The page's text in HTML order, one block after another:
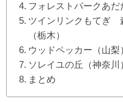
フォレストパークあだ
ツインリンクもてぎ
（栃木）
ウッドペッカー（山梨
ソレイユの丘（神奈川
まとめ